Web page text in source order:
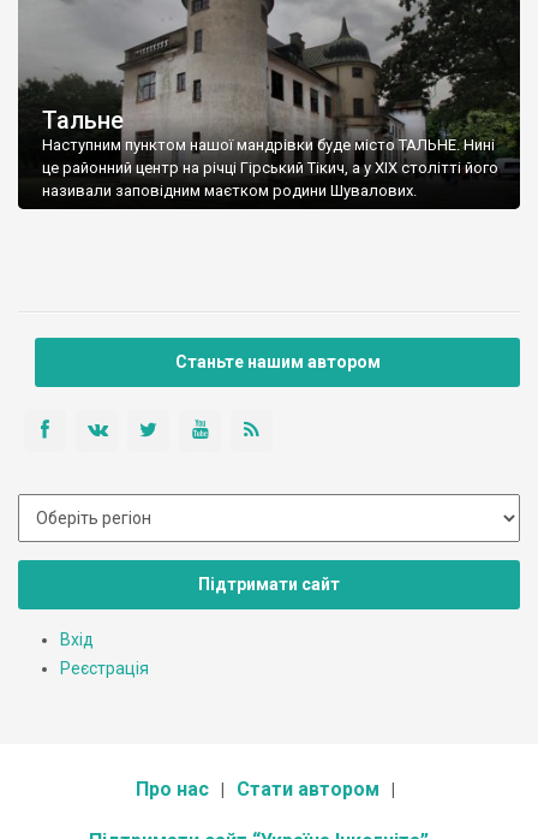
Тальне
Наступним пунктом нашої мандрівки буде місто ТАЛЬНЕ. Нині
це районний центр на річці Гірський Тікич, а у ХІХ столітті його
називали заповідним маєтком родини Шувалових.
Станьте нашим автором
Підтримати сайт
Вхід
Реєстрація
Про нас Стати автором